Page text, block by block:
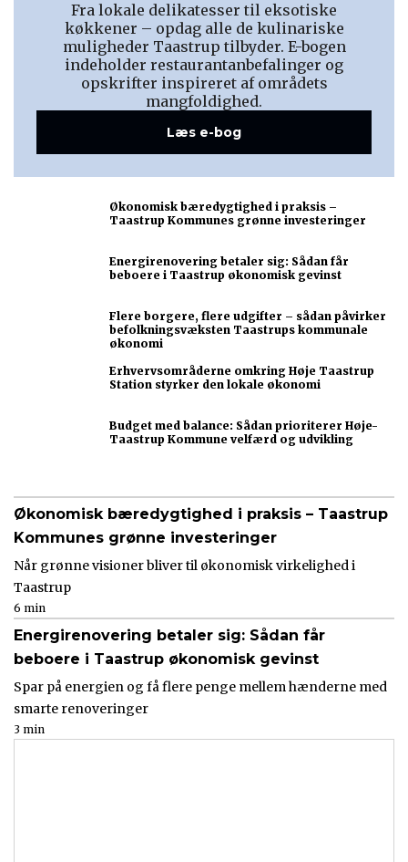
Fra lokale delikatesser til eksotiske
køkkener – opdag alle de kulinariske
muligheder Taastrup tilbyder. E-bogen
indeholder restaurantanbefalinger og
opskrifter inspireret af områdets
mangfoldighed.
Læs e-bog
Økonomisk bæredygtighed i praksis –
Taastrup Kommunes grønne investeringer
Energirenovering betaler sig: Sådan får
beboere i Taastrup økonomisk gevinst
Flere borgere, flere udgifter – sådan påvirker
befolkningsvæksten Taastrups kommunale
økonomi
Erhvervsområderne omkring Høje Taastrup
Station styrker den lokale økonomi
Budget med balance: Sådan prioriterer Høje-
Taastrup Kommune velfærd og udvikling
Økonomisk bæredygtighed i praksis – Taastrup
Kommunes grønne investeringer
Når grønne visioner bliver til økonomisk virkelighed i
Taastrup
6 min
Energirenovering betaler sig: Sådan får
beboere i Taastrup økonomisk gevinst
Spar på energien og få flere penge mellem hænderne med
smarte renoveringer
3 min